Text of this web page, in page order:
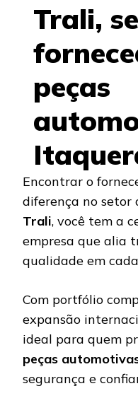
Trali,
peças
Encontrar o
diferença no setor
Trali, você tem a
empresa que alia
qualidade em
Com portfólio
expansão
ideal para quem
peças
segurança e